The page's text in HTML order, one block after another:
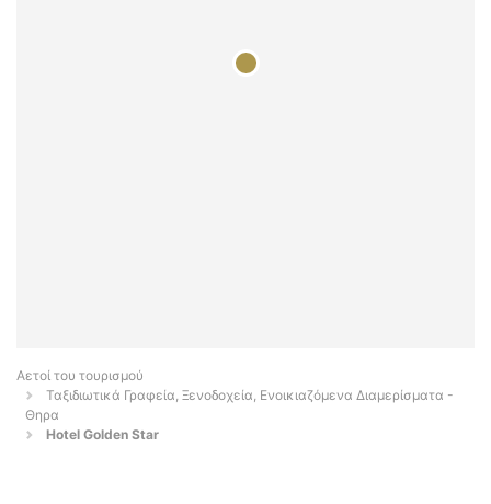
Αετοί του τουρισμού
Ταξιδιωτικά Γραφεία, Ξενοδοχεία, Ενοικιαζόμενα Διαμερίσματα -
Θηρα
Hotel Golden Star